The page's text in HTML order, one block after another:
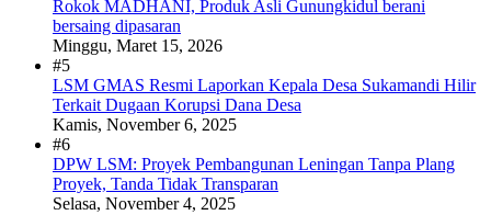
Rokok MADHANI, Produk Asli Gunungkidul berani
bersaing dipasaran
Minggu, Maret 15, 2026
#5
LSM GMAS Resmi Laporkan Kepala Desa Sukamandi Hilir
Terkait Dugaan Korupsi Dana Desa
Kamis, November 6, 2025
#6
DPW LSM: Proyek Pembangunan Leningan Tanpa Plang
Proyek, Tanda Tidak Transparan
Selasa, November 4, 2025